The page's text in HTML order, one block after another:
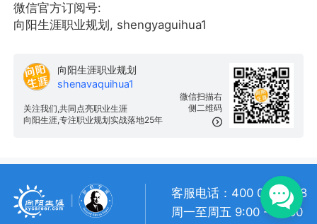
微信官方订阅号:
向阳生涯职业规划, shengyaguihua1
微信扫描右
侧二维码
向阳生涯职业规划
shenavaquihua1
关注我们,共同点亮职业生涯
向阳生涯,专注职业规划实战落地25年
客服电话：400 057 1108
周一至周五 9:00 - 18:00